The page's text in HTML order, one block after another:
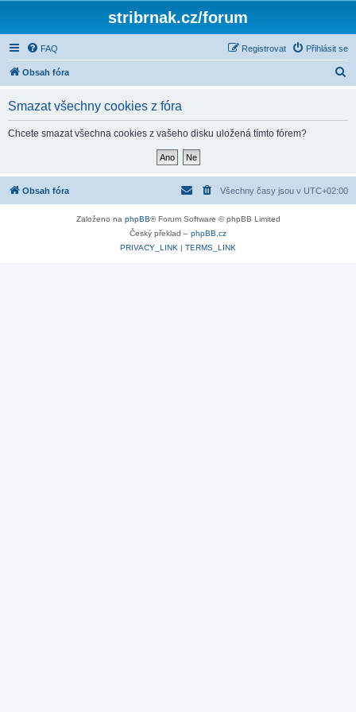
stribrnak.cz/forum
FAQ Přihlásit se
Registrovat
Obsah fóra
Smazat všechny cookies z fóra
Chcete smazat všechna cookies z vašeho disku uložená tímto fórem?
Obsah fóra Všechny časy jsou v UTC+02:00
Založeno na phpBB® Forum Software © phpBB Limited
Český překlad – phpBB.cz
PRIVACY_LINK | TERMS_LINK